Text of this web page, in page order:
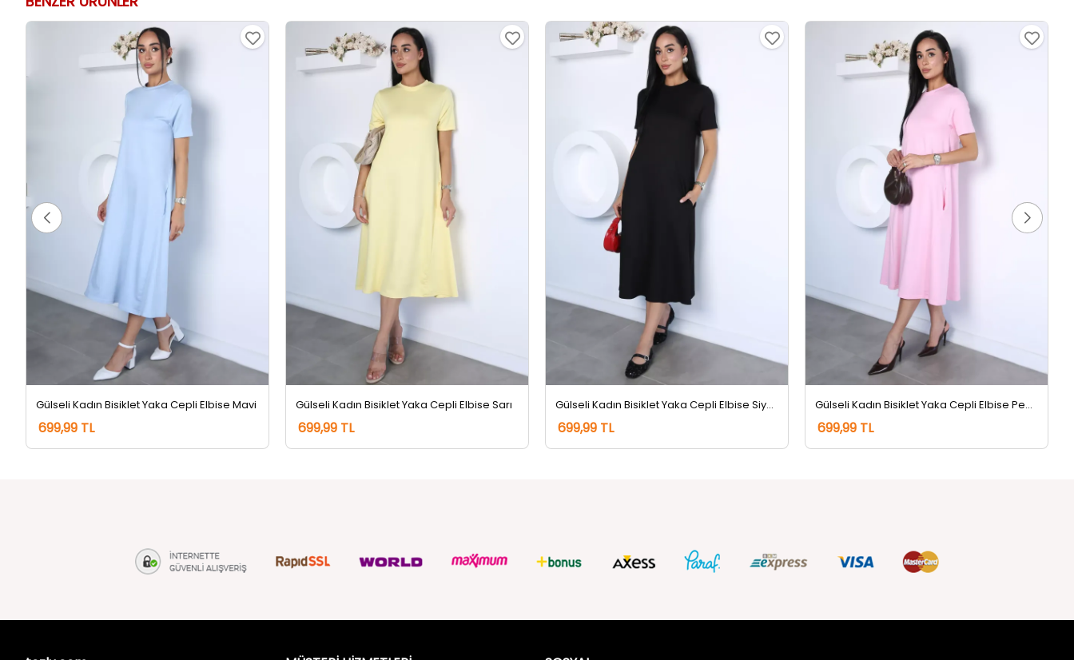
Gülseli Kadın Bisiklet Yaka Cepli Elbise Mavi
699,99 TL
Gülseli Kadın Bisiklet Yaka Cepli Elbise Sarı
699,99 TL 699,99 TL
Gülseli Kadın Bisiklet Yaka Cepli Elbise Pembe
699,99 TL
tozlu.com
MÜŞTERİ HİZMETLERİ
SOSYAL